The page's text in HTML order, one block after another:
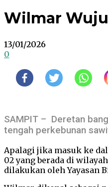
Wilmar
13/01/2026
0
SAMPIT – Deretan
tengah perkebunan
Apalagi jika masuk ke
02 yang berada di
dilakukan oleh Yayasan